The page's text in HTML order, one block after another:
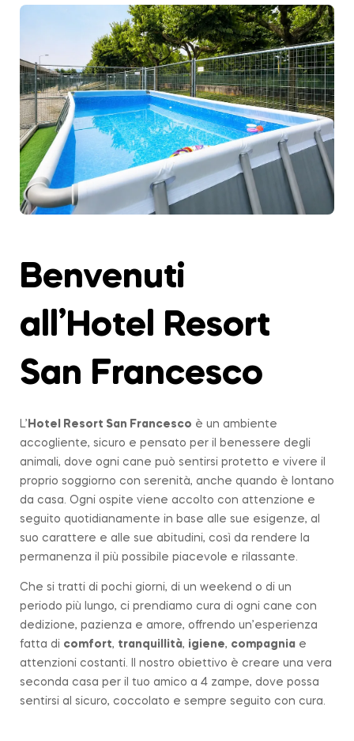
Benvenuti
all’Hotel Resort
San Francesco
L’ Hotel Resort San Francesco è un ambiente
accogliente, sicuro e pensato per il benessere degli
animali, dove ogni cane può sentirsi protetto e vivere il
proprio soggiorno con serenità, anche quando è lontano
da casa. Ogni ospite viene accolto con attenzione e
seguito quotidianamente in base alle sue esigenze, al
suo carattere e alle sue abitudini, così da rendere la
permanenza il più possibile piacevole e rilassante.
Che si tratti di pochi giorni, di un weekend o di un
periodo più lungo, ci prendiamo cura di ogni cane con
dedizione, pazienza e amore, offrendo un’esperienza
fatta di comfort, tranquillità, igiene, compagnia e
attenzioni costanti. Il nostro obiettivo è creare una vera
seconda casa per il tuo amico a 4 zampe, dove possa
sentirsi al sicuro, coccolato e sempre seguito con cura.